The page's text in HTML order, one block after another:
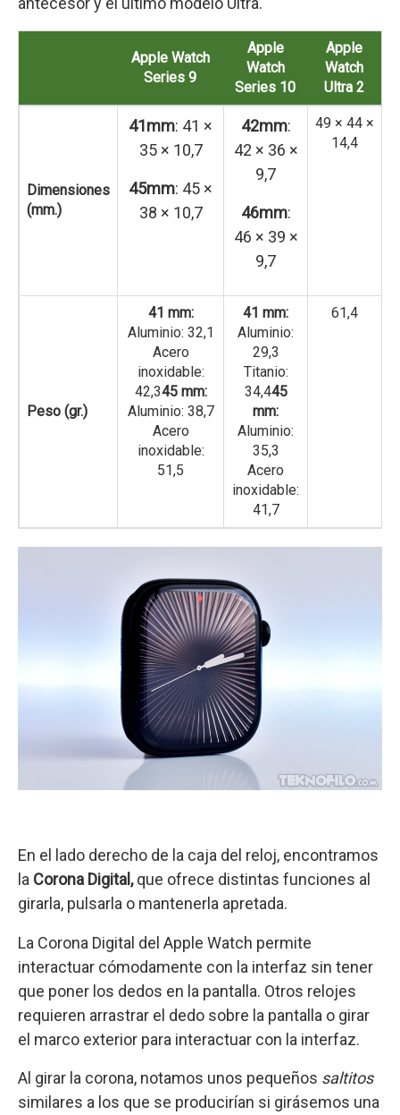
Apple Watch
Series 9
Apple
Watch
Series 10
Apple
Watch
Ultra 2
Dimensiones
(mm.)
41mm: 41 ×
35 × 10,7
45mm: 45 ×
38 × 10,7
42mm:
42 × 36 ×
9,7
46mm:
46 × 39 ×
9,7
49 × 44 ×
14,4
Peso (gr.)
41 mm:
Aluminio: 32,1
Acero
inoxidable:
42,345 mm:
Aluminio: 38,7
Acero
inoxidable:
51,5
41 mm:
Aluminio:
29,3
Titanio:
34,445
mm:
Aluminio:
35,3
Acero
inoxidable:
41,7
61,4
En el lado derecho de la caja del reloj, encontramos
la Corona Digital,que ofrece distintas funciones al
girarla, pulsarla o mantenerla apretada.
La Corona Digital del Apple Watch permite
interactuar cómodamente con la interfaz sin tener
que poner los dedos en la pantalla. Otros relojes
requieren arrastrar el dedo sobre la pantalla o girar
el marco exterior para interactuar con la interfaz.
Al girar la corona, notamos unos pequeños saltitos
similares a los que se producirían si girásemos una